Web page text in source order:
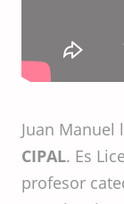
Juan
CIPAL. Es
profesor